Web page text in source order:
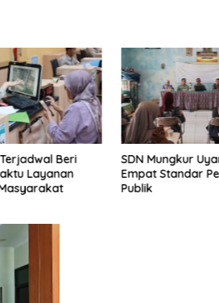
Beri
Layanan
SDN Mungkur
Empat Standar
Publik